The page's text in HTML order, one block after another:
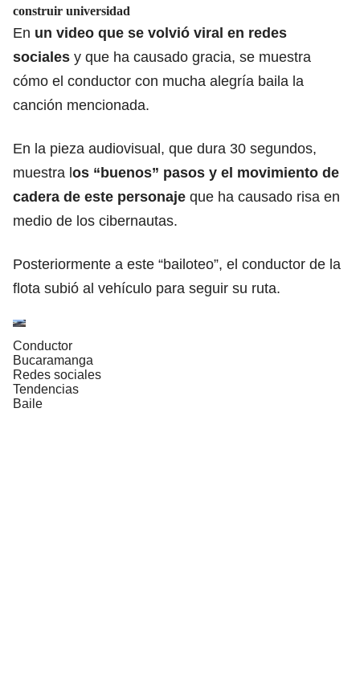
construir universidad
En un video que se volvió viral en redes
sociales y que ha causado gracia, se muestra
cómo el conductor con mucha alegría baila la
canción mencionada.
En la pieza audiovisual, que dura 30 segundos,
muestra los “buenos” pasos y el movimiento de
cadera de este personaje que ha causado risa en
medio de los cibernautas.
Posteriormente a este “bailoteo”, el conductor de la
flota subió al vehículo para seguir su ruta.
Conductor
Bucaramanga
Redes sociales
Tendencias
Baile